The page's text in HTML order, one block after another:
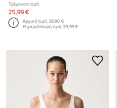
Τρέχουσα τιμή:
25,99 €
Αρχική τιμή:39,90 €
Η χαμηλότερη τιμή:29,99 €